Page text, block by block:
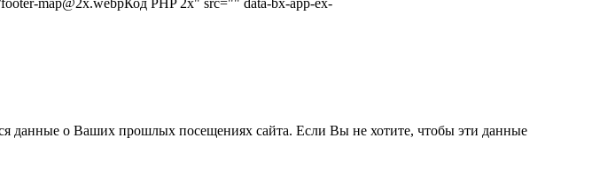
данные о Ваших прошлых посещениях сайта. Если Вы не хотите, чтобы эти данные